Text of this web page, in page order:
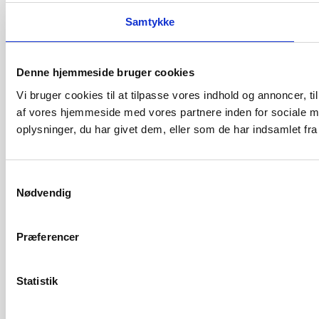
Samtykke
Denne hjemmeside bruger cookies
Vi bruger cookies til at tilpasse vores indhold og annoncer,
af vores hjemmeside med vores partnere inden for sociale
oplysninger, du har givet dem, eller som de har indsamlet
Nødvendig
Præferencer
Statistik